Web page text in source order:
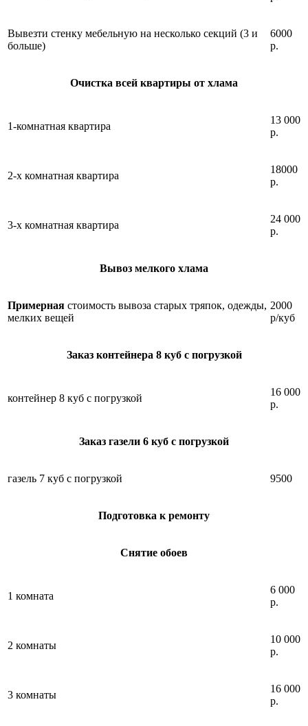
Вывезти стенку мебельную на несколько секций (3 и
больше)
6000
р.
Очистка всей квартиры от хлама
1-комнатная квартира
13 000
р.
2-х комнатная квартира
18000
р.
3-х комнатная квартира
24 000
р.
Вывоз мелкого хлама
Примерная стоимость вывоза старых тряпок, одежды,
мелких вещей
2000
р/куб
Заказ контейнера 8 куб с погрузкой
контейнер 8 куб с погрузкой
16 000
р.
Заказ газели 6 куб с погрузкой
газель 7 куб с погрузкой 9500
Подготовка к ремонту
Снятие обоев
1 комната
6 000
р.
2 комнаты
10 000
р.
3 комнаты
16 000
р.